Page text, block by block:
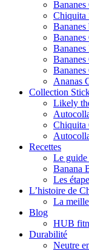
Chiquita
Ananas
Collection
Likely
Chiquita
Recettes
Le guide
Banana
Les
L’histoire de
La
Blog
HUB
Durabilité
Neutre